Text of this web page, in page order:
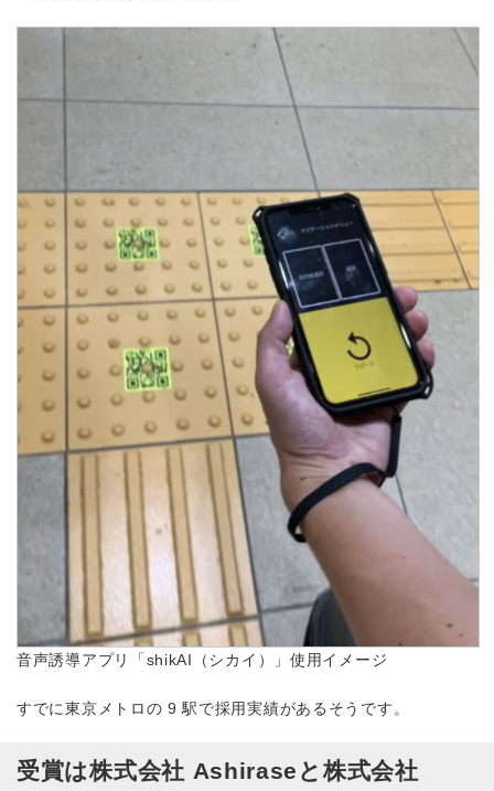
音声誘導アプリ「shikAI（シカイ）」使用イメージ
すでに東京メトロの 9 駅で採用実績があるそうです。
受賞は株式会社 Ashiraseと株式会社